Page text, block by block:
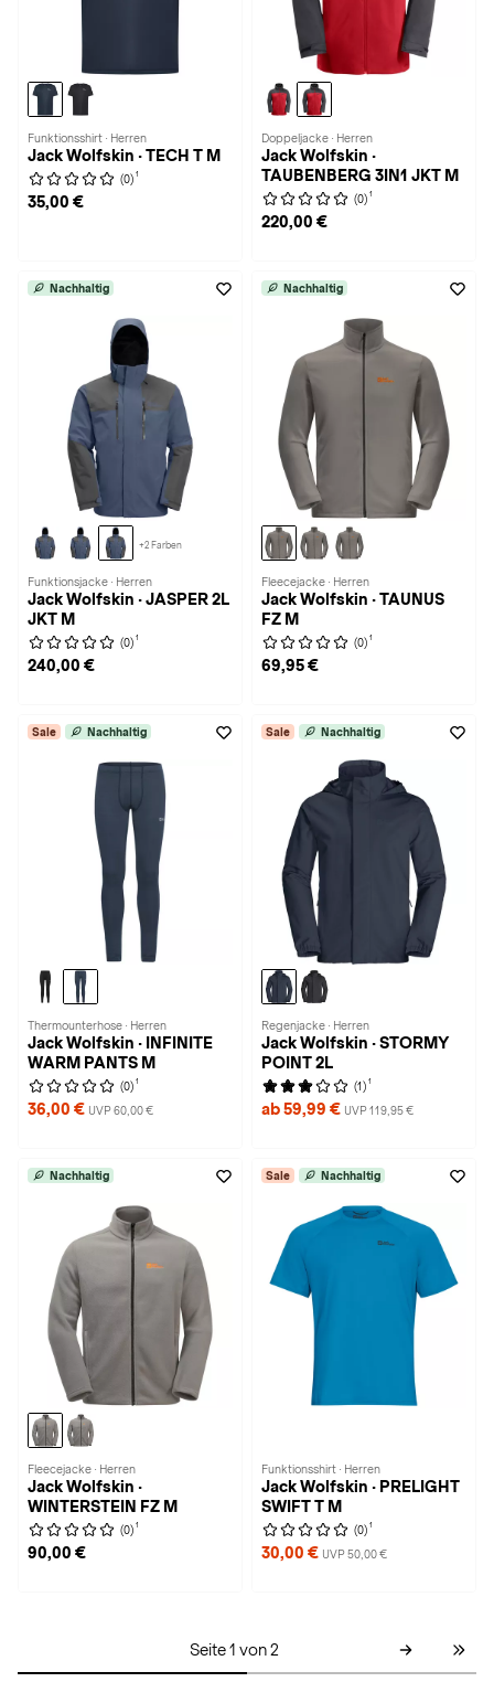
Funktionsshirt · Herren
Jack Wolfskin · TECH T M
(0) 1
35,00 €
Doppeljacke · Herren
Jack Wolfskin ·
TAUBENBERG 3IN1 JKT M
(0) 1
220,00 €
Nachhaltig
+2 Farben
Funktionsjacke · Herren
Jack Wolfskin · JASPER 2L
JKT M
(0) 1
240,00 €
Nachhaltig
Fleecejacke · Herren
Jack Wolfskin · TAUNUS
FZ M
(0) 1
69,95 €
Sale Nachhaltig
Thermounterhose · Herren
Jack Wolfskin · INFINITE
WARM PANTS M
(0) 1
36,00 € UVP 60,00 €
Sale Nachhaltig
Regenjacke · Herren
Jack Wolfskin · STORMY
POINT 2L
(1) 1
ab 59,99 € UVP 119,95 €
Nachhaltig
Fleecejacke · Herren
Jack Wolfskin ·
WINTERSTEIN FZ M
(0) 1
90,00 €
Sale Nachhaltig
Funktionsshirt · Herren
Jack Wolfskin · PRELIGHT
SWIFT T M
(0) 1
30,00 € UVP 50,00 €
Seite 1 von 2